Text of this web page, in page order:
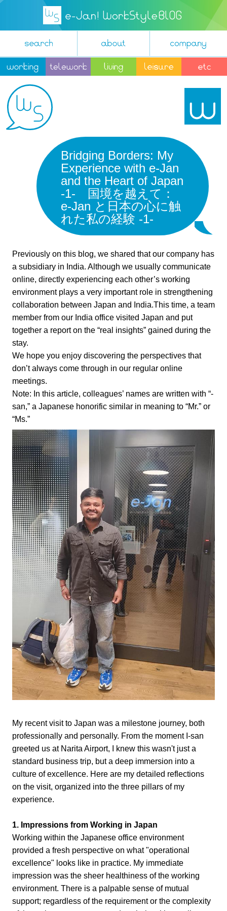
Bridging Borders: My
Experience with e-Jan
and the Heart of Japan
-1- 国境を越えて：
e-Jan と日本の心に触
れた私の経験 -1-
Previously on this blog, we shared that our company has
a subsidiary in India. Although we usually communicate
online, directly experiencing each other’s working
environment plays a very important role in strengthening
collaboration between Japan and India.This time, a team
member from our India office visited Japan and put
together a report on the “real insights” gained during the
stay.
We hope you enjoy discovering the perspectives that
don’t always come through in our regular online
meetings.
Note: In this article, colleagues’ names are written with “-
san,” a Japanese honorific similar in meaning to “Mr.” or
“Ms.”
My recent visit to Japan was a milestone journey, both
professionally and personally. From the moment I-san
greeted us at Narita Airport, I knew this wasn't just a
standard business trip, but a deep immersion into a
culture of excellence. Here are my detailed reflections
on the visit, organized into the three pillars of my
experience.
1. Impressions from Working in Japan
Working within the Japanese office environment
provided a fresh perspective on what "operational
excellence" looks like in practice. My immediate
impression was the sheer healthiness of the working
environment. There is a palpable sense of mutual
support; regardless of the requirement or the complexity